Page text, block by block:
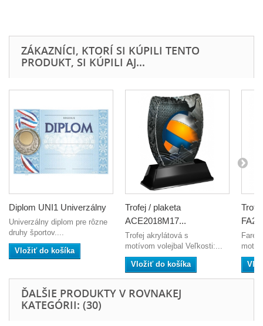
ZÁKAZNÍCI, KTORÍ SI KÚPILI TENTO
PRODUKT, SI KÚPILI AJ...
Diplom UNI1 Univerzálny
Univerzálny diplom pre rôzne
druhy športov....
Vložiť do košíka
Trofej / plaketa
ACE2018M17...
Trofej akrylátová s
motívom volejbal Veľkosti:...
Vložiť do košíka
ĎALŠIE PRODUKTY V ROVNAKEJ
KATEGÓRII: (30)